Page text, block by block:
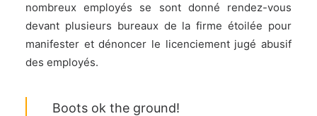
nombreux employés se sont donné rendez-vous
devant plusieurs bureaux de la firme étoilée pour
manifester et dénoncer le licenciement jugé abusif
des employés.
Boots ok the ground!